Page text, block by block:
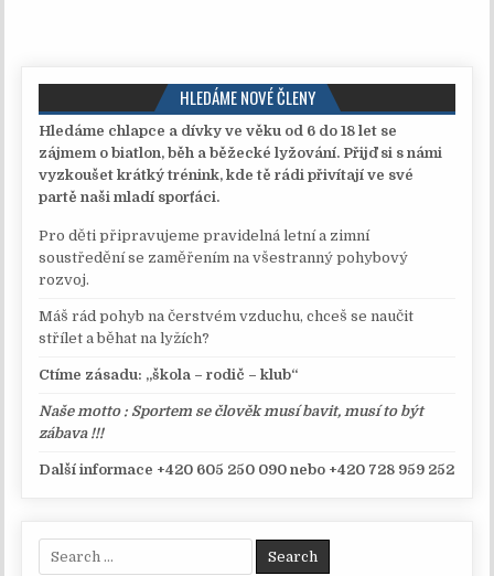
HLEDÁME NOVÉ ČLENY
Hledáme chlapce a dívky ve věku od 6 do 18 let se
zájmem o biatlon, běh a běžecké lyžování. Přijď si s námi
vyzkoušet krátký trénink, kde tě rádi přivítají ve své
partě naši mladí sporťáci.
Pro děti připravujeme pravidelná letní a zimní
soustředění se zaměřením na všestranný pohybový
rozvoj.
Máš rád pohyb na čerstvém vzduchu, chceš se naučit
střílet a běhat na lyžích?
Ctíme zásadu: „škola – rodič – klub“
Naše motto : Sportem se člověk musí bavit, musí to být
zábava !!!
Další informace +420 605 250 090 nebo +420 728 959 252
Search for: